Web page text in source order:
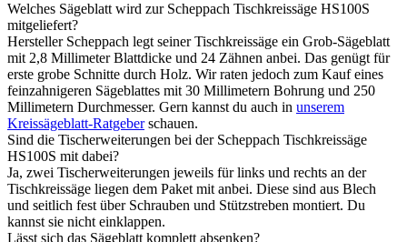
Welches Sägeblatt wird zur Scheppach Tischkreissäge HS100S
mitgeliefert?
Hersteller Scheppach legt seiner Tischkreissäge ein Grob-Sägeblatt
mit 2,8 Millimeter Blattdicke und 24 Zähnen anbei. Das genügt für
erste grobe Schnitte durch Holz. Wir raten jedoch zum Kauf eines
feinzahnigeren Sägeblattes mit 30 Millimetern Bohrung und 250
Millimetern Durchmesser. Gern kannst du auch in unserem
Kreissägeblatt-Ratgeberschauen.
Sind die Tischerweiterungen bei der Scheppach Tischkreissäge
HS100S mit dabei?
Ja, zwei Tischerweiterungen jeweils für links und rechts an der
Tischkreissäge liegen dem Paket mit anbei. Diese sind aus Blech
und seitlich fest über Schrauben und Stützstreben montiert. Du
kannst sie nicht einklappen.
Lässt sich das Sägeblatt komplett absenken?